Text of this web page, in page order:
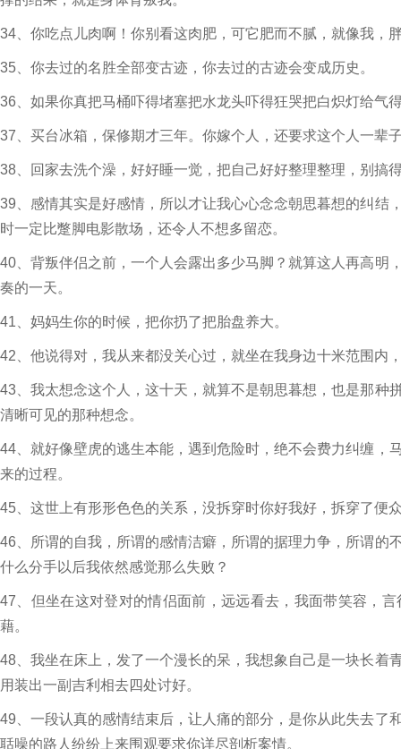
34、你吃点儿肉啊！你别看这肉肥，可它肥而不腻，就像我，
35、你去过的名胜全部变古迹，你去过的古迹会变成历史。
36、如果你真把马桶吓得堵塞把水龙头吓得狂哭把白炽灯给气
37、买台冰箱，保修期才三年。你嫁个人，还要求这个人一辈
38、回家去洗个澡，好好睡一觉，把自己好好整理整理，别搞
39、感情其实是好感情，所以才让我心心念念朝思暮想的纠结
时一定比蹩脚电影散场，还令人不想多留恋。
40、背叛伴侣之前，一个人会露出多少马脚？就算这人再高明
奏的一天。
41、妈妈生你的时候，把你扔了把胎盘养大。
42、他说得对，我从来都没关心过，就坐在我身边十米范围内
43、我太想念这个人，这十天，就算不是朝思暮想，也是那种
清晰可见的那种想念。
44、就好像壁虎的逃生本能，遇到危险时，绝不会费力纠缠，
来的过程。
45、这世上有形形色色的关系，没拆穿时你好我好，拆穿了便
46、所谓的自我，所谓的感情洁癖，所谓的据理力争，所谓的
什么分手以后我依然感觉那么失败？
47、但坐在这对登对的情侣面前，远远看去，我面带笑容，
藉。
48、我坐在床上，发了一个漫长的呆，我想象自己是一块长着
用装出一副吉利相去四处讨好。
49、一段认真的感情结束后，让人痛的部分，是你从此失去了
聒噪的路人纷纷上来围观要求你详尽剖析案情。